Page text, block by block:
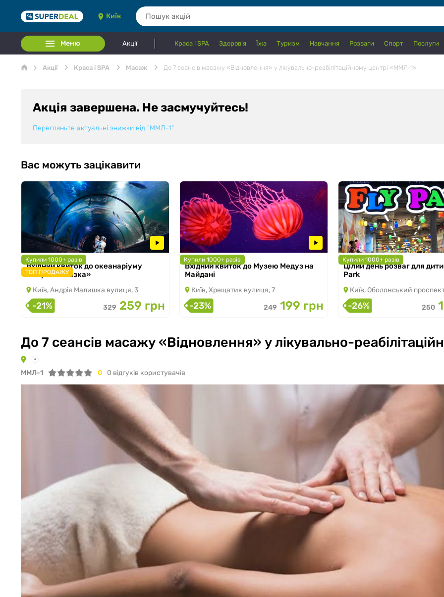
Київ
Меню Акції Краса і SPA Здоров'я Їжа Туризм Навчання Розваги Спорт Послуги
Акції Краса і SPA Масаж До 7 сеансів масажу «Відновлення» у лікувально-реабілітаційному центрі «ММЛ-1»
Акція завершена. Не засмучуйтесь!
Перегляньте актуальні знижки від "ММЛ-1"
Вас можуть зацікавити
Купили 1000+ разів
ТОП ПРОДАЖУ
з 05.03.2026 по 31.08.2026
Вхідний квиток до океанаріуму
«Морська казка»
Київ, Андрія Малишка вулиця, 3
-21% 329 259 грн
Купили 1000+ разів
з 07.03.2026 по 31.08.2026
Вхідний квиток до Музею Медуз на
Майдані
Київ, Хрещатик вулиця, 7
-23% 249 199 грн
Купили 1000+ разів
з 01.01.2025 по 30.09.2026
Цілий день розваг для
Park
Київ, Оболонський
-26% 250
До 7 сеансів масажу «Відновлення» у лікувально-
ММЛ-1 0 0 відгуків користувачів